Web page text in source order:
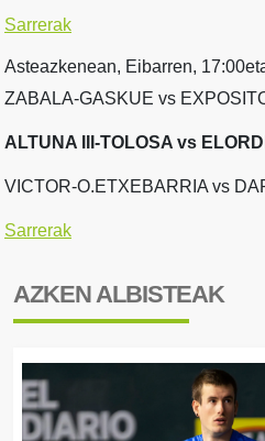
Sarrerak
Asteazkenean, Eibarren,
ZABALA-GASKUE vs
ALTUNA III-TOLOSA vs
VICTOR-O.ETXEBARRIA vs
Sarrerak
AZKEN ALBISTEAK